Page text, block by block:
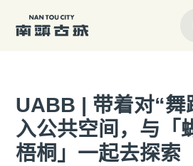
UABB | 带着对“舞
入公共空间，与「
梧桐」一起去探索